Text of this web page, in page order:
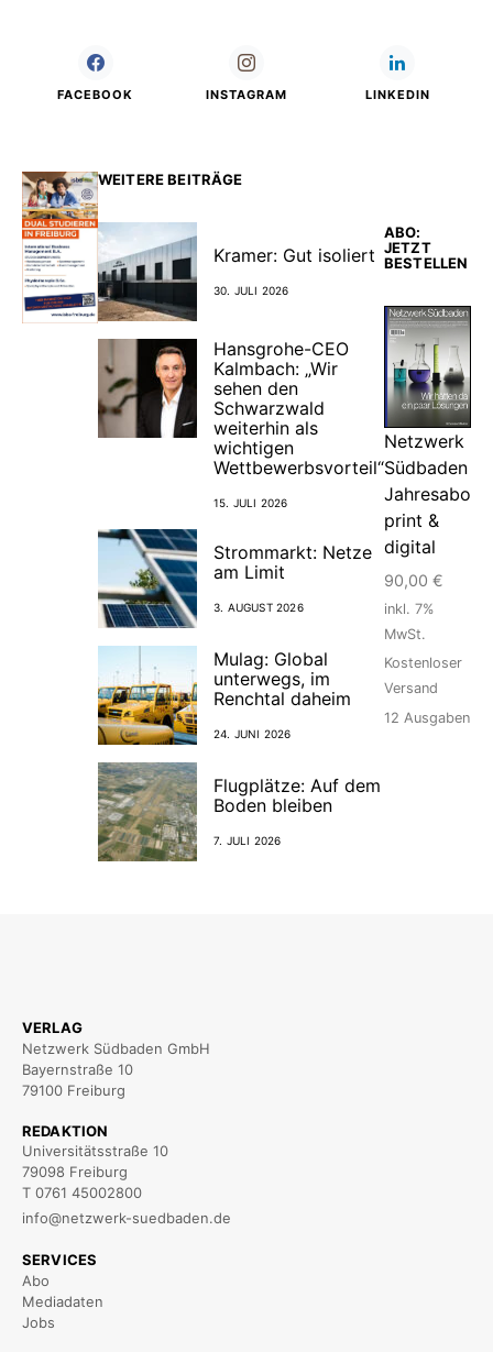
FACEBOOK INSTAGRAM LINKEDIN
WEITERE BEITRÄGE
Kramer: Gut isoliert
30. JULI 2026
Hansgrohe-CEO
Kalmbach: „Wir
sehen den
Schwarzwald
weiterhin als
wichtigen
Wettbewerbsvorteil“
15. JULI 2026
Strommarkt: Netze
am Limit
3. AUGUST 2026
Mulag: Global
unterwegs, im
Renchtal daheim
24. JUNI 2026
Flugplätze: Auf dem
Boden bleiben
7. JULI 2026
ABO:
JETZT
BESTELLEN
Netzwerk
Südbaden
Jahresabo
print &
digital
90,00 €
inkl. 7%
MwSt.
Kostenloser
Versand
12 Ausgaben
VERLAG
Netzwerk Südbaden GmbH
Bayernstraße 10
79100 Freiburg
REDAKTION
Universitätsstraße 10
79098 Freiburg
T 0761 45002800
info@netzwerk-suedbaden.de
SERVICES
Abo
Mediadaten
Jobs